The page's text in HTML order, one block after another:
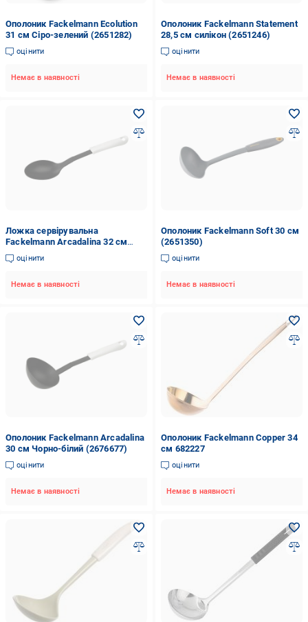
Ополоник Fackelmann Ecolution
31 см Сіро-зелений (2651282)
оцінити
Немає в наявності
Ополоник Fackelmann Statement
28,5 см силікон (2651246)
оцінити
Немає в наявності
Ложка сервірувальна
Fackelmann Arcadalina 32 см
Чорно-білий (2676685)
оцінити
Немає в наявності
Ополоник Fackelmann Soft 30 см
(2651350)
оцінити
Немає в наявності
Ополоник Fackelmann Arcadalina
30 см Чорно-білий (2676677)
оцінити
Немає в наявності
Ополоник Fackelmann Copper 34
см 682227
оцінити
Немає в наявності